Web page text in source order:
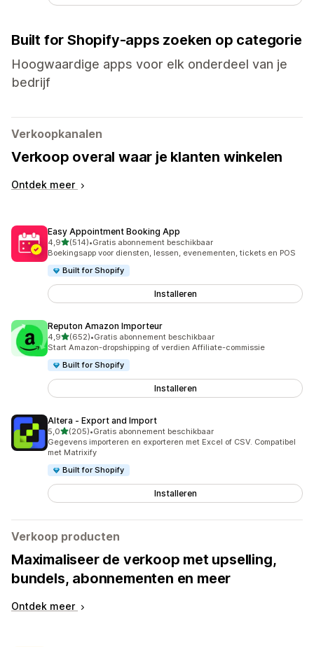
Built for Shopify-apps zoeken op categorie
Hoogwaardige apps voor elk onderdeel van je
bedrijf
Verkoopkanalen
Verkoop overal waar je klanten winkelen
Ontdek meer
Easy Appointment Booking App
4,9van 5 sterren
(514)
514 recensies in totaal
•Gratis abonnement beschikbaar
Boekingsapp voor diensten, lessen, evenementen, tickets en POS
Built for Shopify
Installeren
Reputon Amazon Importeur
4,9van 5 sterren
(652)
652 recensies in totaal
•Gratis abonnement beschikbaar
Start Amazon-dropshipping of verdien Affiliate-commissie
Built for Shopify
Installeren
Altera ‑ Export and Import
5,0van 5 sterren
(205)
205 recensies in totaal
•Gratis abonnement beschikbaar
Gegevens importeren en exporteren met Excel of CSV. Compatibel
met Matrixify
Built for Shopify
Installeren
Verkoop producten
Maximaliseer de verkoop met upselling,
bundels, abonnementen en meer
Ontdek meer